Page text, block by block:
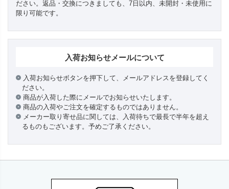
ださい。返品・交換につきましても、7日以内、未開封・未使用に
限り可能です。
入荷お知らせメールについて
入荷お知らせボタンを押下して、メールアドレスを登録してく
ださい。
商品が入荷した際にメールでお知らせいたします。
商品の入荷やご注文を確定するものではありません。
メーカー取り寄せ品に関しては、入荷待ちで最長で半年を超え
るものもございます。予めご了承ください。